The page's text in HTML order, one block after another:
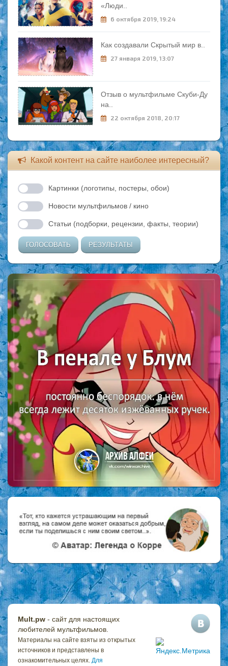
«Люди..
6 октября 2019, 19:24
Как создавали Скрытый мир в..
27 января 2019, 13:07
Отзыв о мультфильме Скуби-Ду
на..
22 октября 2018, 20:17
Какой контент на сайте наиболее интересный?
Картинки (логотипы, постеры, обои)
Новости мультфильмов / кино
Статьи (подборки, рецензии, факты, теории)
ГОЛОСОВАТЬ РЕЗУЛЬТАТЫ
Mult.pw - сайт для настоящих
любителей мультфильмов.
Материалы на сайте взяты из открытых
источников и представлены в
ознакомительных целях. Для